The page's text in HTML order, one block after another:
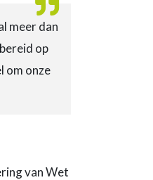
meer dan
op
om onze
van Wet